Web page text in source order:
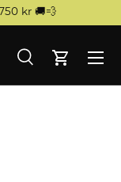
kr 🚚💨
SökningKort